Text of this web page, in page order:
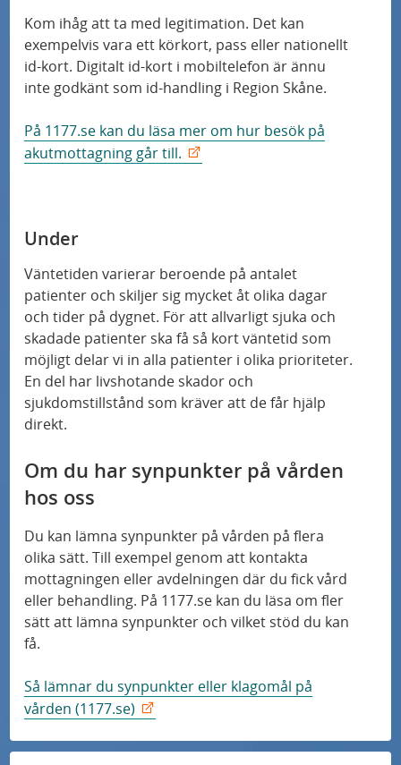
Kom ihåg att ta med legitimation. Det kan
exempelvis vara ett körkort, pass eller nationellt
id-kort. Digitalt id-kort i mobiltelefon är ännu
inte godkänt som id-handling i Region Skåne.
På 1177.se kan du läsa mer om hur besök på
akutmottagning går till.
Under
Väntetiden varierar beroende på antalet
patienter och skiljer sig mycket åt olika dagar
och tider på dygnet. För att allvarligt sjuka och
skadade patienter ska få så kort väntetid som
möjligt delar vi in alla patienter i olika prioriteter.
En del har livshotande skador och
sjukdomstillstånd som kräver att de får hjälp
direkt.
Om du har synpunkter på vården
hos oss
Du kan lämna synpunkter på vården på flera
olika sätt. Till exempel genom att kontakta
mottagningen eller avdelningen där du fick vård
eller behandling. På 1177.se kan du läsa om fler
sätt att lämna synpunkter och vilket stöd du kan
få.
Så lämnar du synpunkter eller klagomål på
vården (1177.se)